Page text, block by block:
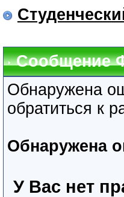
Сообщение
Обнаружена
обратиться к
Обнаружена
У Вас нет